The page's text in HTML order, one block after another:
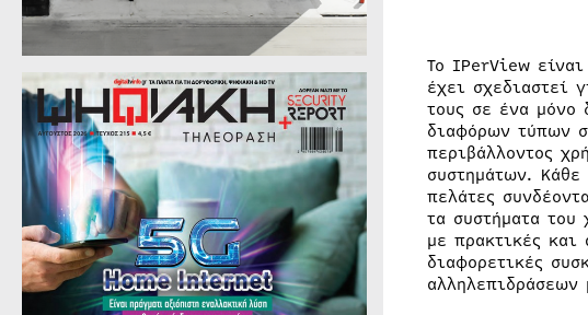
Το IPerView
έχει σχεδιαστεί
τους σε ένα μόνο
διαφόρων τύπων
περιβάλλοντος
συστημάτων.
πελάτες
τα συστήματα του
με πρακτικές και
διαφορετικές